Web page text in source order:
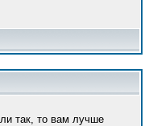
так, то вам лучше